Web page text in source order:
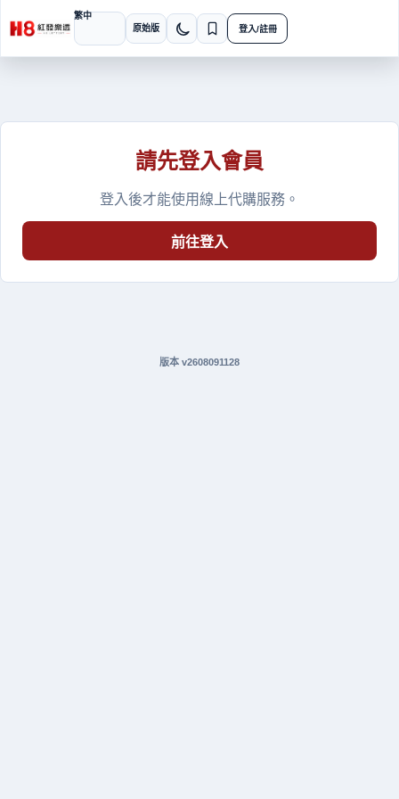
語言
繁中
原始版
切換深色模式
登入/註冊
請先登入會員
登入後才能使用線上代購服務。
前往登入
版本 v2608091128